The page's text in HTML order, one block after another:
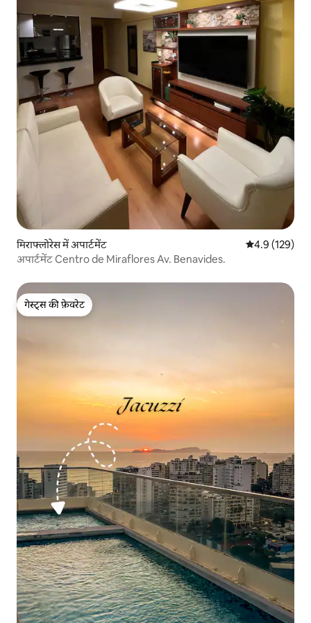
मिराफ्लोरेस में अपार्टमेंट औसत रेटिंग 5 में
4.9 (129)
अपार्टमेंट Centro de Miraflores Av. Benavides.
गेस्ट्स की फ़ेवरेट
गेस्ट्स की फ़ेवरेट